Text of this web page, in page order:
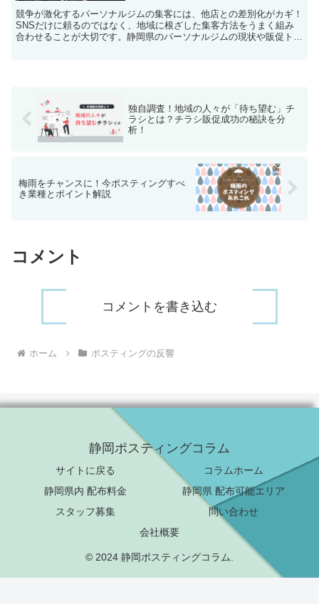
競争が激化するパーソナルジムの集客には、他店との差別化がカギ！
SNSだけに頼るのではなく、地域に根ざした集客方法をうまく組み
合わせることが大切です。静岡県のパーソナルジムの現状や販促トレ
独自調査！地域の人々が「待ち望む」チ
ラシとは？チラシ販促成功の秘訣を分
析！
梅雨をチャンスに！今ポスティングすべ
き業種とポイント解説
コメント
コメントを書き込む
ホーム ポスティングの反響
静岡ポスティングコラム
サイトに戻る
コラムホーム
静岡県内 配布料金
静岡県 配布可能エリア
スタッフ募集
問い合わせ
会社概要
© 2024 静岡ポスティングコラム.